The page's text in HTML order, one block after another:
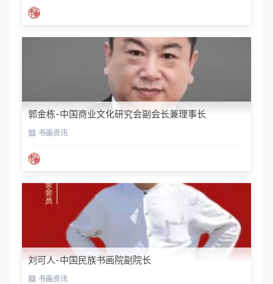
郭金栋-中国商业文化研究会副会长兼理事长
书画资讯
刘可人-中国民族书画院副院长
书画资讯